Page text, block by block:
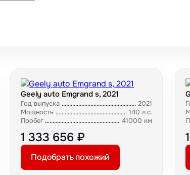
Geely auto Emgrand s, 2021
Год выпуска
2021
Мощность
140 л.с.
Пробег
41000 км
1 333 656 ₽
Подобрать похожий